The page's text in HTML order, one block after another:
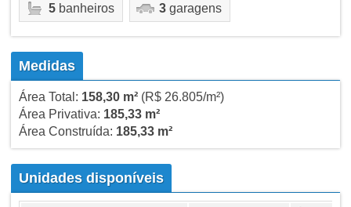
5banheiros 3garagens
Medidas
Área Total: 158,30 m²(R$ 26.805/m²)
Área Privativa: 185,33 m²
Área Construída: 185,33 m²
Unidades disponíveis